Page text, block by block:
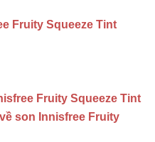
Fruity Squeeze Tint
Fruity Squeeze Tint
son Innisfree Fruity